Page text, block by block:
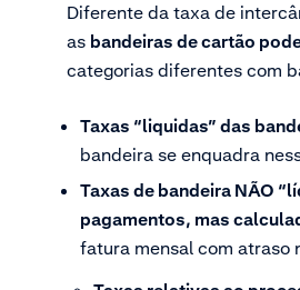
Diferente da taxa de
as bandeiras de cartão
categorias diferentes com
Taxas “liquidas” das
bandeira se enquadra
Taxas de bandeira NÃO
pagamentos, mas
fatura mensal com atraso